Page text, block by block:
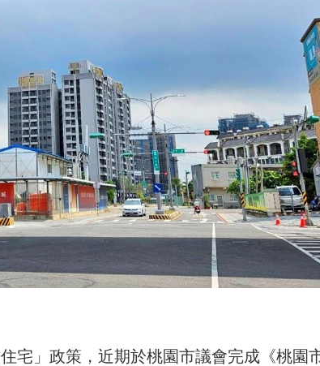
宅」政策，近期於桃園市議會完成《桃園